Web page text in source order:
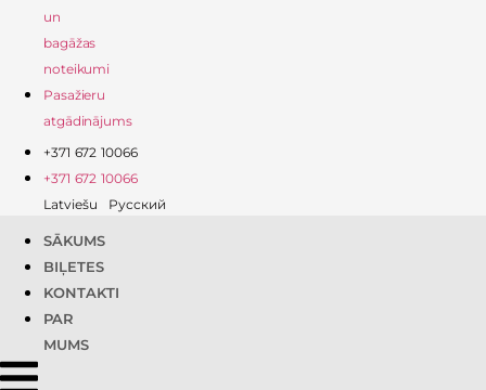
un
bagāžas
noteikumi
Pasažieru
atgādinājums
+371 672 10066
+371 672 10066
Latviešu
Русский
SĀKUMS
BIĻETES
KONTAKTI
PAR
MUMS